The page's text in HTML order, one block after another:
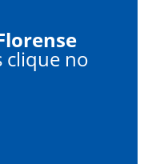
clique no